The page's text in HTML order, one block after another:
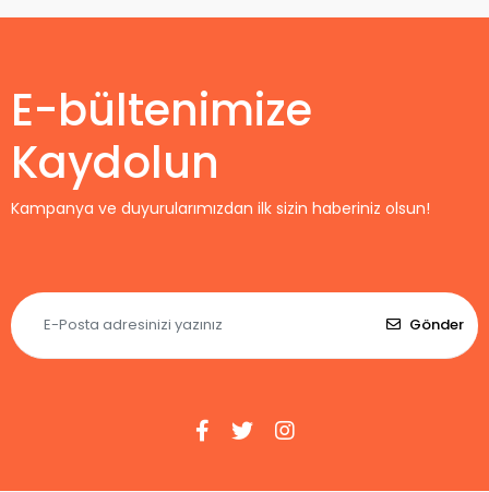
Concept Concept
E-bültenimize
Kaydolun
Kampanya ve duyurularımızdan ilk sizin haberiniz olsun!
Gönder